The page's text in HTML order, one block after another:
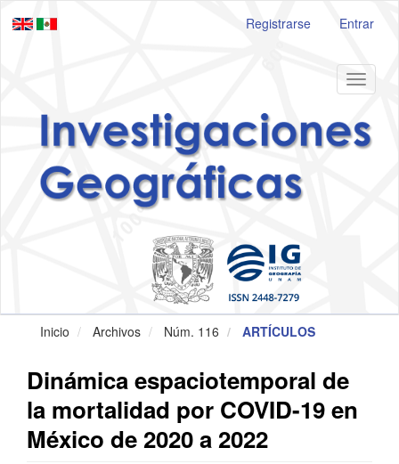
principal
Registrarse Entrar
Toggle
Inicio Archivos Núm. 116 ARTÍCULOS
Dinámica espaciotemporal de
la mortalidad por COVID-19 en
México de 2020 a 2022